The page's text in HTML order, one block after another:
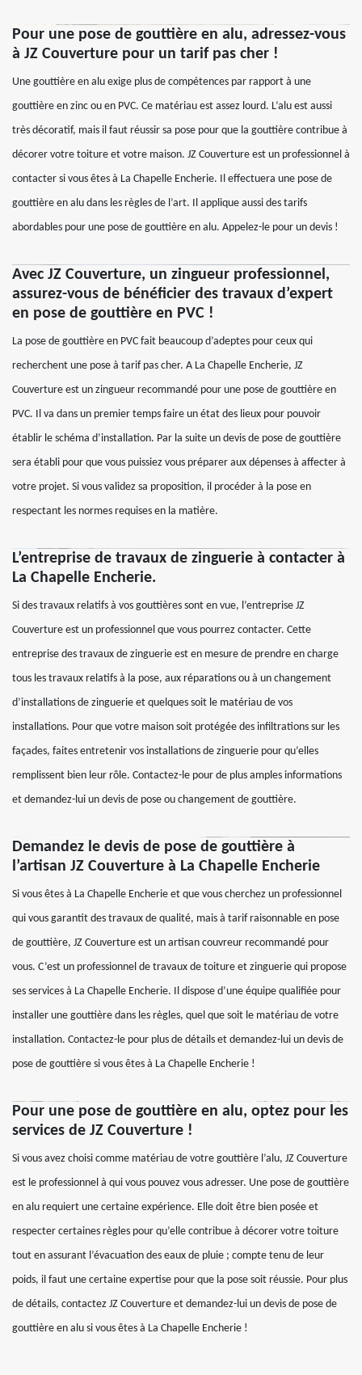
Pour une pose de gouttière en alu, adressez-vous
à JZ Couverture pour un tarif pas cher !
Une gouttière en alu exige plus de compétences par rapport à une
gouttière en zinc ou en PVC. Ce matériau est assez lourd. L’alu est aussi
très décoratif, mais il faut réussir sa pose pour que la gouttière contribue à
décorer votre toiture et votre maison. JZ Couverture est un professionnel à
contacter si vous êtes à La Chapelle Encherie. Il effectuera une pose de
gouttière en alu dans les règles de l’art. Il applique aussi des tarifs
abordables pour une pose de gouttière en alu. Appelez-le pour un devis !
Avec JZ Couverture, un zingueur professionnel,
assurez-vous de bénéficier des travaux d’expert
en pose de gouttière en PVC !
La pose de gouttière en PVC fait beaucoup d’adeptes pour ceux qui
recherchent une pose à tarif pas cher. A La Chapelle Encherie, JZ
Couverture est un zingueur recommandé pour une pose de gouttière en
PVC. Il va dans un premier temps faire un état des lieux pour pouvoir
établir le schéma d’installation. Par la suite un devis de pose de gouttière
sera établi pour que vous puissiez vous préparer aux dépenses à affecter à
votre projet. Si vous validez sa proposition, il procéder à la pose en
respectant les normes requises en la matière.
L’entreprise de travaux de zinguerie à contacter à
La Chapelle Encherie.
Si des travaux relatifs à vos gouttières sont en vue, l’entreprise JZ
Couverture est un professionnel que vous pourrez contacter. Cette
entreprise des travaux de zinguerie est en mesure de prendre en charge
tous les travaux relatifs à la pose, aux réparations ou à un changement
d’installations de zinguerie et quelques soit le matériau de vos
installations. Pour que votre maison soit protégée des infiltrations sur les
façades, faites entretenir vos installations de zinguerie pour qu’elles
remplissent bien leur rôle. Contactez-le pour de plus amples informations
et demandez-lui un devis de pose ou changement de gouttière.
Demandez le devis de pose de gouttière à
l’artisan JZ Couverture à La Chapelle Encherie
Si vous êtes à La Chapelle Encherie et que vous cherchez un professionnel
qui vous garantit des travaux de qualité, mais à tarif raisonnable en pose
de gouttière, JZ Couverture est un artisan couvreur recommandé pour
vous. C’est un professionnel de travaux de toiture et zinguerie qui propose
ses services à La Chapelle Encherie. Il dispose d’une équipe qualifiée pour
installer une gouttière dans les règles, quel que soit le matériau de votre
installation. Contactez-le pour plus de détails et demandez-lui un devis de
pose de gouttière si vous êtes à La Chapelle Encherie !
Pour une pose de gouttière en alu, optez pour les
services de JZ Couverture !
Si vous avez choisi comme matériau de votre gouttière l’alu, JZ Couverture
est le professionnel à qui vous pouvez vous adresser. Une pose de gouttière
en alu requiert une certaine expérience. Elle doit être bien posée et
respecter certaines règles pour qu’elle contribue à décorer votre toiture
tout en assurant l’évacuation des eaux de pluie ; compte tenu de leur
poids, il faut une certaine expertise pour que la pose soit réussie. Pour plus
de détails, contactez JZ Couverture et demandez-lui un devis de pose de
gouttière en alu si vous êtes à La Chapelle Encherie !